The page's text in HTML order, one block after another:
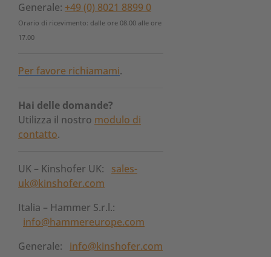
Generale: +49 (0) 8021 8899 0
Orario di ricevimento: dalle ore 08.00 alle ore
17.00
Per favore richiamami.
Hai delle domande?
Utilizza il nostro modulo di
contatto.
UK – Kinshofer UK: sales-
uk@kinshofer.com
Italia – Hammer S.r.l.:
info@hammereurope.com
Generale: info@kinshofer.com